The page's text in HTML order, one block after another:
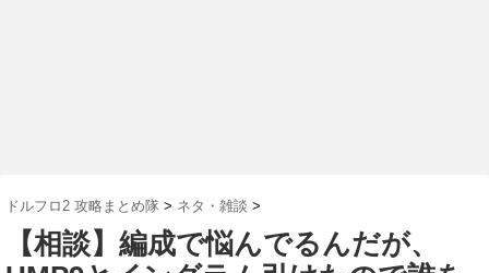
ドルフロ2 攻略まとめ隊 > ネタ・雑談 >
【相談】編成で悩んでるんだが、